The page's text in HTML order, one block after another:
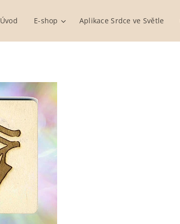
Úvod E-shop Aplikace Srdce ve Světle